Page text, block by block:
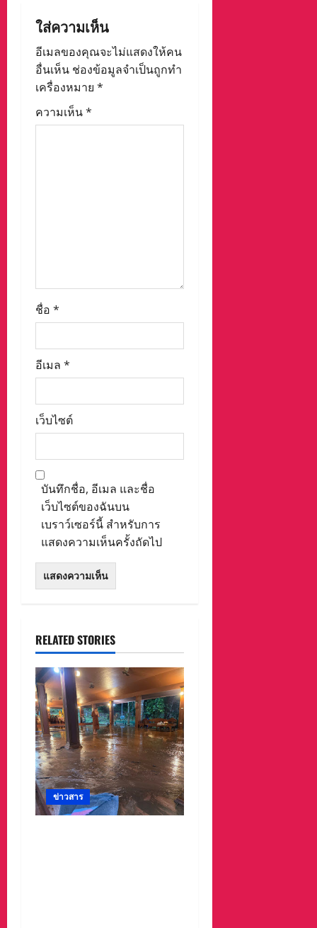
v
i
g
a
t
ใส่ความเห็น
อีเมลของคุณจะไม่แสดงให้คน
อื่นเห็น ช่องข้อมูลจำเป็นถูกทำ
เครื่องหมาย *
ความเห็น*
ชื่อ *
อีเมล *
เว็บไซต์
บันทึกชื่อ, อีเมล และชื่อ
เว็บไซต์ของฉันบน
เบราว์เซอร์นี้ สำหรับการ
แสดงความเห็นครั้งถัดไป
RELATED STORIES
ข่าวสาร